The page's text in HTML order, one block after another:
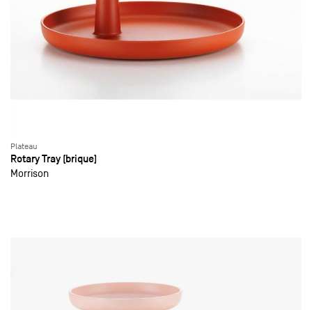
Plateau
Rotary Tray (brique)
Morrison